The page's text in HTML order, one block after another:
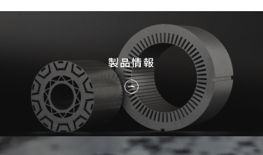
お問い合わせ
製品情報